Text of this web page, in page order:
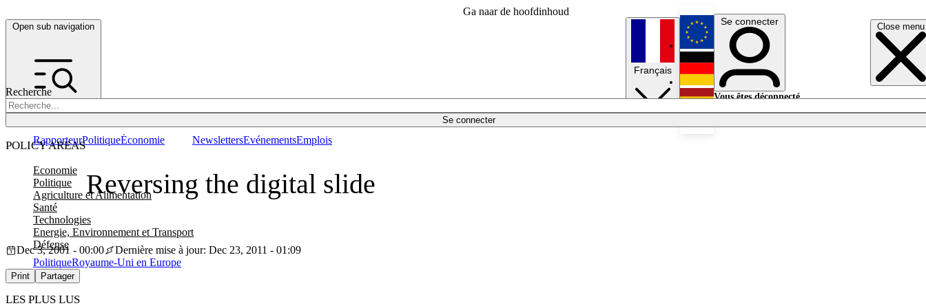
Ga naar de hoofdinhoud
Open sub navigation Close menu
Recherche
Se connecter
POLICY AREAS
Economie
Politique
Agriculture et Alimentation
Santé
Technologies
Energie, Environnement et Transport
Défense
RapporteurPolitiqueÉconomie NewslettersEvénementsEmplois
Français
English
Deutsch
Se connecter
Vous êtes déconnecté.
Reversing the digital slide
Dec 3, 2001 - 00:00
Dernière mise à jour: Dec 23, 2011 - 01:09
PolitiqueRoyaume-Uni en Europe
Print Partager
LES PLUS LUS